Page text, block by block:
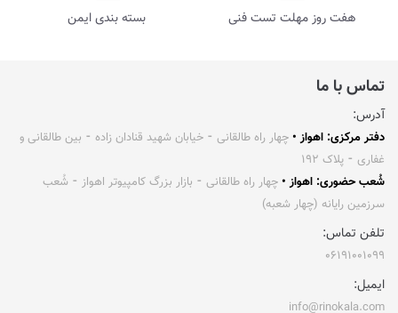
هفت روز مهلت تست فنی بسته بندی ایمن
تماس با ما
آدرس:
دفتر مرکزی: اهواز • چهار راه طالقانی ⁃ خیابان شهید قنادان زاده ⁃ بین طالقانی و
غفاری ⁃ پلاک ۱۹۲
شُعب حضوری: اهواز • چهار راه طالقانی ⁃ بازار بزرگ کامپیوتر اهواز ⁃ شُعب
سرزمین رایانه (چهار شعبه)
تلفن تماس:
۰۶۱۹۱۰۰۱۰۹۹
ایمیل:
info@rinokala.com